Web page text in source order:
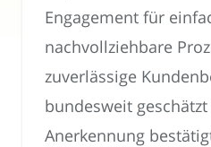
Engagement für
nachvollziehbare
zuverlässige
bundesweit
Anerkennung